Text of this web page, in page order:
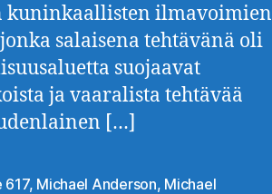
kuninkaallisten ilmavoimien
salaisena tehtävänä oli
suojaavat
ja vaaralista tehtävää
[…]
617, Michael Anderson, Michael